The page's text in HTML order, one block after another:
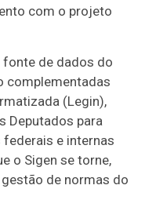
com o projeto
fonte de dados do
complementadas
(Legin),
Deputados para
federais e internas
o Sigen se torne,
de normas do